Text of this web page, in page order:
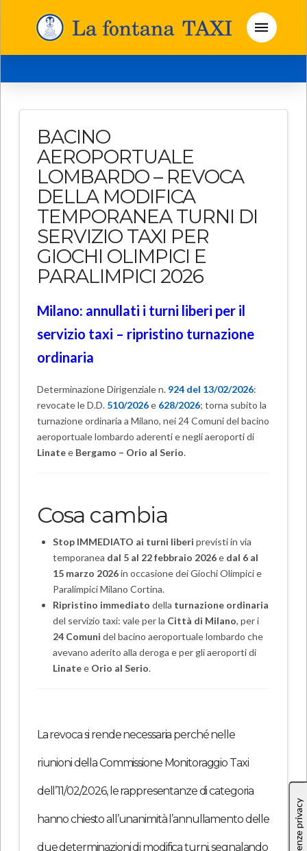
BACINO
AEROPORTUALE
LOMBARDO – REVOCA
DELLA MODIFICA
TEMPORANEA TURNI DI
SERVIZIO TAXI PER
GIOCHI OLIMPICI E
PARALIMPICI 2026
Milano: annullati i turni liberi per il
servizio taxi – ripristino turnazione
ordinaria
Determinazione Dirigenziale n. 924 del 13/02/2026:
revocate le D.D. 510/2026e 628/2026; torna subito la
turnazione ordinaria a Milano, nei 24 Comuni del bacino
aeroportuale lombardo aderenti e negli aeroporti di
Linatee Bergamo – Orio al Serio.
Cosa cambia
Stop IMMEDIATO ai turni liberi previsti in via
temporanea dal 5 al 22 febbraio 2026e dal 6 al
15 marzo 2026in occasione dei Giochi Olimpici e
Paralimpici Milano Cortina.
Ripristino immediato della turnazione ordinaria
del servizio taxi: vale per la Città di Milano, per i
24 Comuni del bacino aeroportuale lombardo che
avevano aderito alla deroga e per gli aeroporti di
Linatee Orio al Serio.
La revoca si rende necessaria perché nelle
riunioni della Commissione Monitoraggio Taxi
dell’11/02/2026, le rappresentanze di categoria
hanno chiesto all’unanimità l’annullamento delle
due determinazioni di modifica turni, segnalando